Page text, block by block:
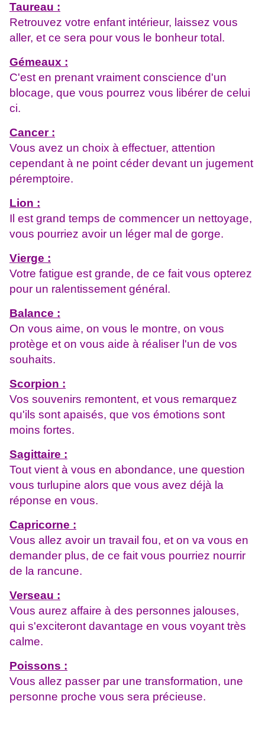
Taureau :
Retrouvez votre enfant intérieur, laissez vous
aller, et ce sera pour vous le bonheur total.
Gémeaux :
C'est en prenant vraiment conscience d'un
blocage, que vous pourrez vous libérer de celui
ci.
Cancer :
Vous avez un choix à effectuer, attention
cependant à ne point céder devant un jugement
péremptoire.
Lion :
Il est grand temps de commencer un nettoyage,
vous pourriez avoir un léger mal de gorge.
Vierge :
Votre fatigue est grande, de ce fait vous opterez
pour un ralentissement général.
Balance :
On vous aime, on vous le montre, on vous
protège et on vous aide à réaliser l'un de vos
souhaits.
Scorpion :
Vos souvenirs remontent, et vous remarquez
qu'ils sont apaisés, que vos émotions sont
moins fortes.
Sagittaire :
Tout vient à vous en abondance, une question
vous turlupine alors que vous avez déjà la
réponse en vous.
Capricorne :
Vous allez avoir un travail fou, et on va vous en
demander plus, de ce fait vous pourriez nourrir
de la rancune.
Verseau :
Vous aurez affaire à des personnes jalouses,
qui s'exciteront davantage en vous voyant très
calme.
Poissons :
Vous allez passer par une transformation, une
personne proche vous sera précieuse.